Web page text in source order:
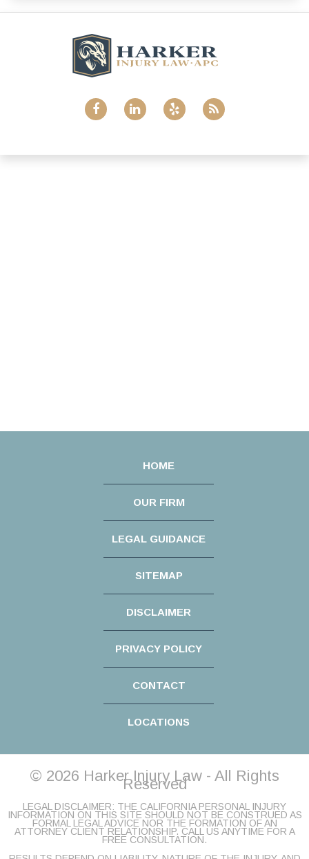
HOME
OUR FIRM
LEGAL GUIDANCE
SITEMAP
DISCLAIMER
PRIVACY POLICY
CONTACT
LOCATIONS
© 2026 Harker Injury Law - All Rights
Reserved
LEGAL DISCLAIMER: THE CALIFORNIA PERSONAL INJURY
INFORMATION ON THIS SITE SHOULD NOT BE CONSTRUED AS
FORMAL LEGAL ADVICE NOR THE FORMATION OF AN
ATTORNEY CLIENT RELATIONSHIP. CALL US ANYTIME FOR A
FREE CONSULTATION.